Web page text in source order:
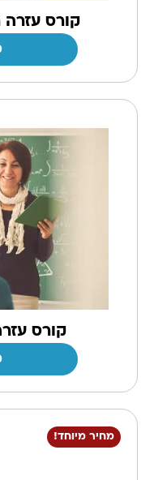
קורס
קורס
מחיר מיוחד!